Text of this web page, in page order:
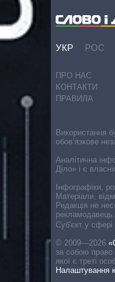
УКР РОС
ПРО НАС
КОНТАКТИ
ПРАВИЛА
Cуб'єкт у
© 2009—2026
за собою право
якої є треті
Налаштування
Використання
обов’язкове
Аналітична
Діло» і є
Інфографіки,
Матеріали,
Редакція не
рекламодавець.